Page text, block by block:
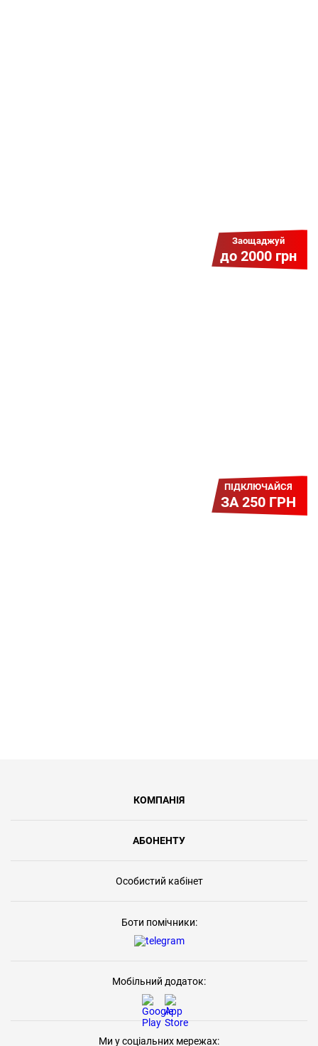
Заощаджуй
до 2000 грн
ПІДКЛЮЧАЙСЯ
ЗА 250 ГРН
КОМПАНІЯ
АБОНЕНТУ
Особистий кабінет
Боти помічники:
Мобільний додаток:
Ми у соціальних мережах: